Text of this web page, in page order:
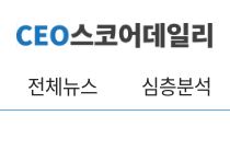
전체뉴스 심층분석